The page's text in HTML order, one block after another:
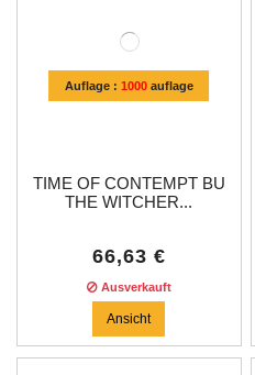
Auflage : 1000auflage
TIME OF CONTEMPT BU
THE WITCHER...
66,63 €
Ausverkauft
Ansicht